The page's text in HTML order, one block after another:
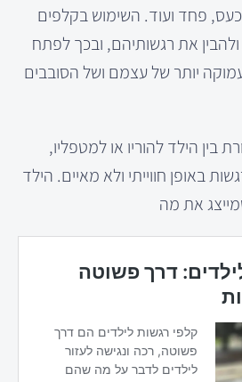
פחד ועוד. השימוש בקלפים
את רגשותיהם, ובכך לפתח
יותר של עצמם ושל הסובבים
הילד להוריו או למטפליו,
באופן חווייתי ולא מאיים. הילד
את מה